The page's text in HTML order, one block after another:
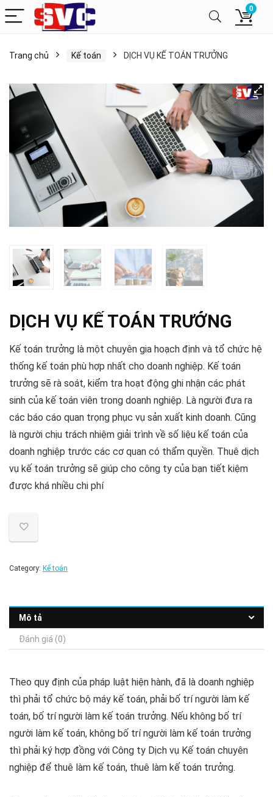
0
Trang chủ Kế toán DỊCH VỤ KẾ TOÁN TRƯỞNG
DỊCH VỤ KẾ TOÁN TRƯỞNG
Kế toán trưởng là một chuyên gia hoạch định và tổ chức hệ
thống kế toán phù hợp nhất cho doanh nghiệp. Kế toán
trưởng sẽ rà soát, kiểm tra hoạt động ghi nhận các phát
sinh của kế toán viên trong doanh nghiệp. Là người đưa ra
các báo cáo quan trọng phục vụ sản xuất kinh doanh. Cũng
là người chịu trách nhiệm giải trình về số liệu kế toán của
doanh nghiệp trước các cơ quan có thẩm quyền. Thuê dịch
vụ kế toán trưởng sẽ giúp cho công ty của bạn tiết kiệm
được khá nhiều chi phí
Category: Kế toán
Mô tả
Đánh giá (0)
Theo quy định của pháp luật hiện hành, đã là doanh nghiệp
thì phải tổ chức bộ máy kế toán, phải bố trí người làm kế
toán, bố trí người làm kế toán trưởng. Nếu không bố trí
người làm kế toán, không bố trí người làm kế toán trưởng
thì phải ký hợp đồng với Công ty Dịch vụ Kế toán chuyên
nghiệp để thuê làm kế toán, thuê làm kế toán trưởng.